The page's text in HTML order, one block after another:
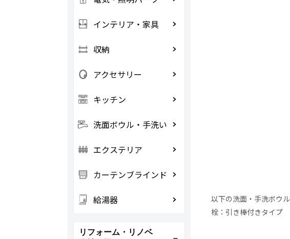
以下の洗面・手洗ボウ
栓：引き棒付きタイプ
インテリア・家具
収納
アクセサリー
キッチン
洗面ボウル・手洗い
エクステリア
カーテンブラインド
給湯器
リフォーム・リノベ